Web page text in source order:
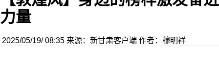
力量
2025/05/19/ 08:35 来源：新甘肃客户端 作者：穆明祥